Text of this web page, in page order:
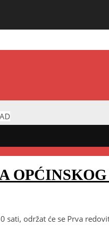
održat će se Prva